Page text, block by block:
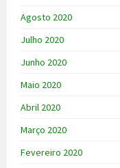
Agosto 2020
Julho 2020
Junho 2020
Maio 2020
Abril 2020
Março 2020
Fevereiro 2020